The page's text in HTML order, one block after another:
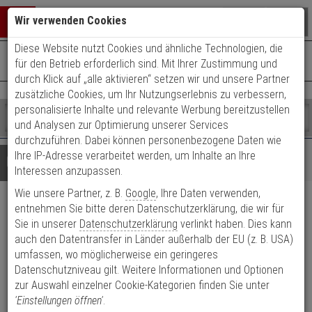
Warenkorb schließen
0 ARTIKEL IM WARENKORB
Ihr Warenkorb ist momentan leer.
Ergebnisse ()
Fertig
Shop
durchsuchen
Bitte
geben
Sie
mindestens
Zeichen
ein,
um
Suche
starten.
Es
wurde
noch
Kategorien
Suche
gestartet
+49 (0)821 899 493-0Mo. - Do.: 8:00 - 16:30 | Fr.: 8:00 - 14:00 Uhr
Details Beratung
Abus FPR217 ER AL0145
Fensterpanzerriegel - 2,25m
Produktmerkmale
Datenblatt drucken
Wir verwenden Cookies
Diese Website nutzt Cookies und ähnliche Technologien, die
für den Betrieb erforderlich sind. Mit Ihrer Zustimmung und
durch Klick auf „alle aktivieren“ setzen wir und unsere Partner
zusätzliche Cookies, um Ihr Nutzungserlebnis zu verbessern,
personalisierte Inhalte und relevante Werbung bereitzustellen
und Analysen zur Optimierung unserer Services
durchzuführen. Dabei können personenbezogene Daten wie
Ihre IP-Adresse verarbeitet werden, um Inhalte an Ihre
Interessen anzupassen.
Wie unsere Partner, z. B. Google, Ihre Daten verwenden,
entnehmen Sie bitte deren Datenschutzerklärung, die wir für
Sie in unserer Datenschutzerklärung verlinkt haben. Dies kann
auch den Datentransfer in Länder außerhalb der EU (z. B. USA)
umfassen, wo möglicherweise ein geringeres
Datenschutzniveau gilt. Weitere Informationen und Optionen
zur Auswahl einzelner Cookie-Kategorien finden Sie unter
'Einstellungen öffnen'.